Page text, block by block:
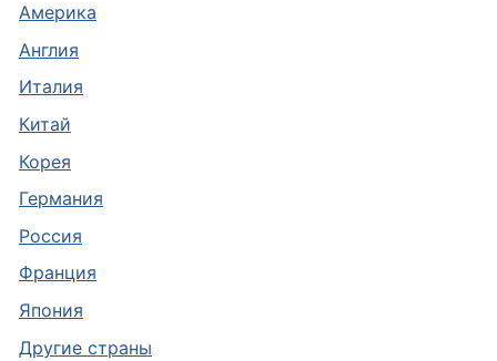
Америка
Англия
Италия
Китай
Корея
Германия
Россия
Франция
Япония
Другие страны